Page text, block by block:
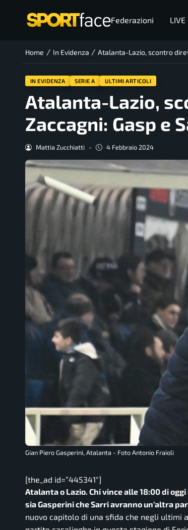
Federazioni LIVE
Home / In Evidenza / Atalanta-Lazio, scontro
IN EVIDENZA SERIE A ULTIMI ARTICOLI
Atalanta-Lazio,
Zaccagni: Gasp e
Mattia Zucchiatti - 4 Febbraio 2024
Gian Piero Gasperini, Atalanta - Foto Antonio Fraioli
[the_ad id=”445341″]
Atalanta o Lazio. Chi vince alle 18:00 di
sia Gasperini che Sarri avranno un’altra
nuovo capitolo di una sfida che negli ultimi